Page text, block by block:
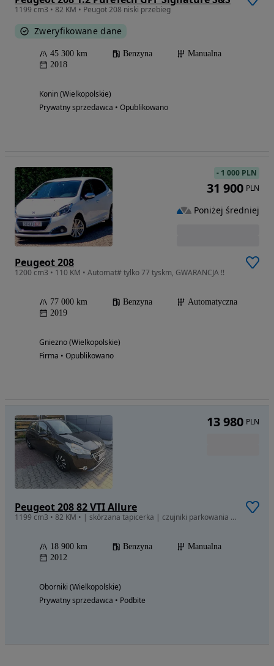
1199 cm3 • 82 KM • Peugot 208 niski przebieg
Zweryfikowane dane
45 300 km Benzyna
Manualna
2018
Konin (Wielkopolskie)
Prywatny sprzedawca • Opublikowano
Peugeot 208
1200 cm3 • 110 KM • Automat# tylko 77 tyskm, GWARANCJA !!
77 000 km Benzyna
Automatyczna
2019
Gniezno (Wielkopolskie)
Firma • Opublikowano
- 1 000 PLN
31 900 PLN
Poniżej średniej
Peugeot 208 82 VTI Allure
1199 cm3 • 82 KM • | skórzana tapicerka | czujniki parkowania | dotykowy ekran |
18 900 km Benzyna
Manualna
2012
Oborniki (Wielkopolskie)
Prywatny sprzedawca • Podbite
13 980 PLN